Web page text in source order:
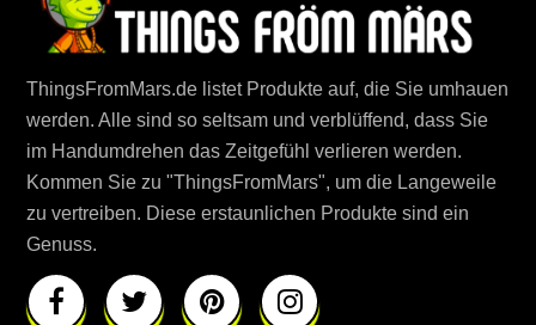
ThingsFromMars.de listet Produkte auf, die Sie umhauen
werden. Alle sind so seltsam und verblüffend, dass Sie
im Handumdrehen das Zeitgefühl verlieren werden.
Kommen Sie zu "ThingsFromMars", um die Langeweile
zu vertreiben. Diese erstaunlichen Produkte sind ein
Genuss.